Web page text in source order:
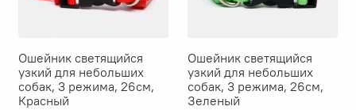
Ошейник светящийся
узкий для небольших
собак, 3 режима, 26см,
Красный
Ошейник светящийся
узкий для небольших
собак, 3 режима, 26см,
Зеленый